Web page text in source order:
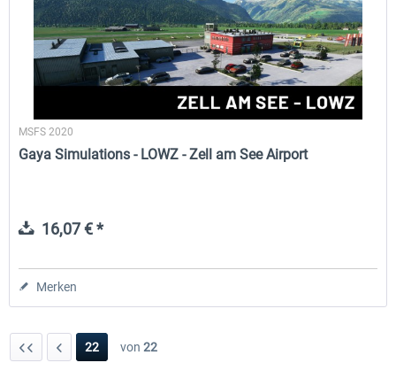
MSFS 2020
Gaya Simulations - LOWZ - Zell am See Airport
16,07 € *
Merken
22 von 22